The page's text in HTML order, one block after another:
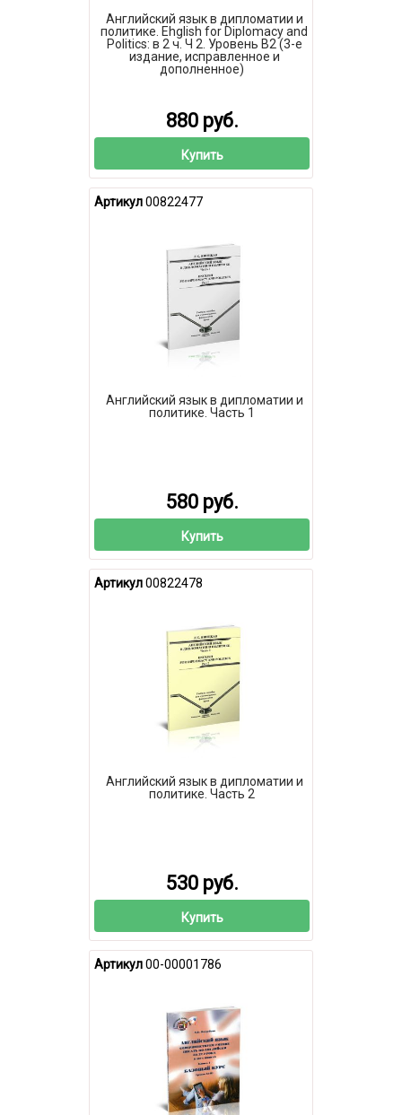
Английский язык в дипломатии и
политике. Ehglish for Diplomacy and
Politics: в 2 ч. Ч 2. Уровень В2 (3-е
издание, исправленное и
дополненное)
880 руб.
Купить
Артикул00822477
Английский язык в дипломатии и
политике. Часть 1
580 руб.
Купить
Артикул00822478
Английский язык в дипломатии и
политике. Часть 2
530 руб.
Купить
Артикул00-00001786